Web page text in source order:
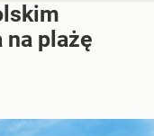
na plażę